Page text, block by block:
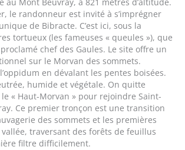
au Mont Beuvray, à 821 mètres d’altitude.
le randonneur est invité à s’imprégner
de Bibracte. C’est ici, sous la
tortueux (les fameuses « queules »), que
chef des Gaules. Le site offre un
sur le Morvan des sommets.
en dévalant les pentes boisées.
humide et végétale. On quitte
« Haut-Morvan » pour rejoindre Saint-
Ce premier tronçon est une transition
des sommets et les premières
traversant des forêts de feuillus
filtre difficilement.